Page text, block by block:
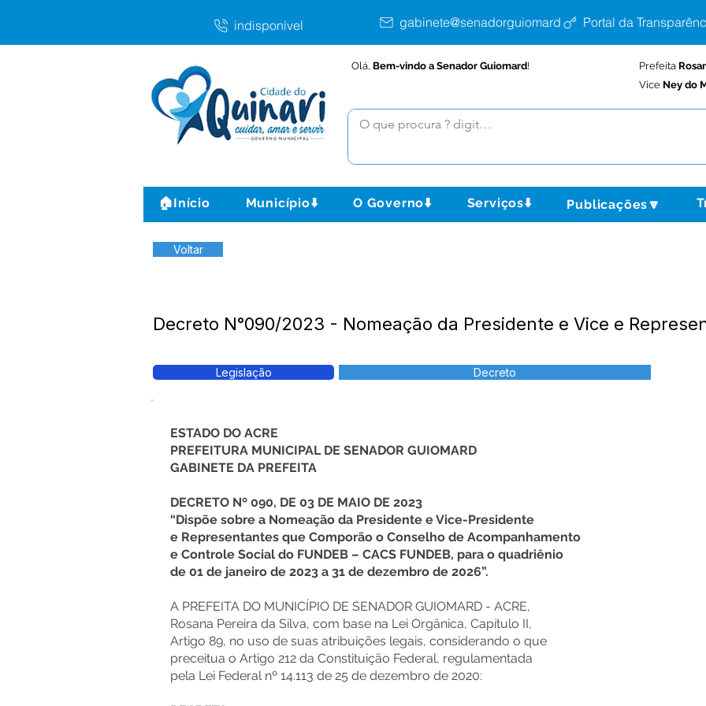
indisponível gabinete@senadorguiomard.ac.gov.br
Portal da
Olá, Bem-vindo a Senador Guiomard! Prefeita
Vice Ney do
🏠Início Município⬇️ O Governo⬇️ Serviços⬇️ Publicações🔽
Voltar
Decreto N°090/2023 - Nomeação da Presidente e Vice e
Legislação Decreto
ESTADO DO ACRE
PREFEITURA MUNICIPAL DE SENADOR GUIOMARD
GABINETE DA PREFEITA
DECRETO Nº 090, DE 03 DE MAIO DE 2023
“Dispõe sobre a Nomeação da Presidente e Vice-Presidente
e Representantes que Comporão o Conselho de Acompanhamento
e Controle Social do FUNDEB – CACS FUNDEB, para o quadriênio
de 01 de janeiro de 2023 a 31 de dezembro de 2026”.
A PREFEITA DO MUNICÍPIO DE SENADOR GUIOMARD - ACRE,
Rosana Pereira da Silva, com base na Lei Orgânica, Capítulo II,
Artigo 89, no uso de suas atribuições legais, considerando o que
preceitua o Artigo 212 da Constituição Federal, regulamentada
pela Lei Federal nº 14.113 de 25 de dezembro de 2020: